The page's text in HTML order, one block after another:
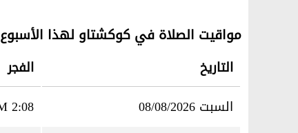
مواقيت الصلاة في كوكشتاو لهذا الأسبوع
التاريخ الفجر
السبت 08/08/2026
2:08 AM